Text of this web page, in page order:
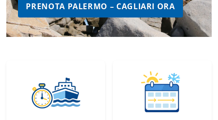
PRENOTA PALERMO – CAGLIARI ORA